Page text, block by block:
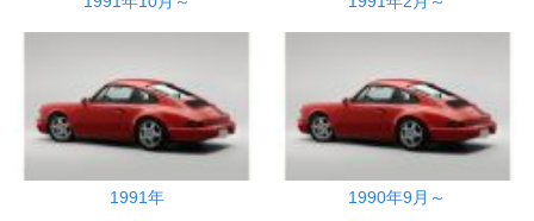
1991年 1990年9月～